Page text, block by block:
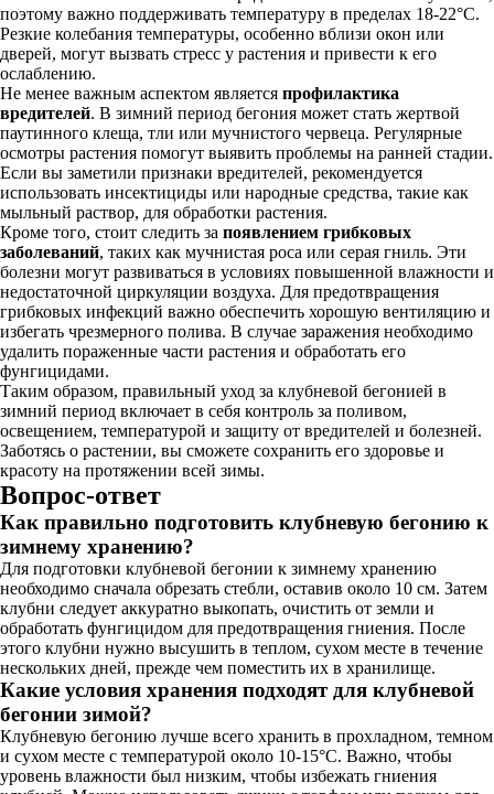
поэтому важно поддерживать температуру в пределах 18-22°C.
Резкие колебания температуры, особенно вблизи окон или
дверей, могут вызвать стресс у растения и привести к его
ослаблению.
Не менее важным аспектом является профилактика
вредителей. В зимний период бегония может стать жертвой
паутинного клеща, тли или мучнистого червеца. Регулярные
осмотры растения помогут выявить проблемы на ранней стадии.
Если вы заметили признаки вредителей, рекомендуется
использовать инсектициды или народные средства, такие как
мыльный раствор, для обработки растения.
Кроме того, стоит следить за появлением грибковых
заболеваний, таких как мучнистая роса или серая гниль. Эти
болезни могут развиваться в условиях повышенной влажности и
недостаточной циркуляции воздуха. Для предотвращения
грибковых инфекций важно обеспечить хорошую вентиляцию и
избегать чрезмерного полива. В случае заражения необходимо
удалить пораженные части растения и обработать его
фунгицидами.
Таким образом, правильный уход за клубневой бегонией в
зимний период включает в себя контроль за поливом,
освещением, температурой и защиту от вредителей и болезней.
Заботясь о растении, вы сможете сохранить его здоровье и
красоту на протяжении всей зимы.
Вопрос-ответ
Как правильно подготовить клубневую бегонию к
зимнему хранению?
Для подготовки клубневой бегонии к зимнему хранению
необходимо сначала обрезать стебли, оставив около 10 см. Затем
клубни следует аккуратно выкопать, очистить от земли и
обработать фунгицидом для предотвращения гниения. После
этого клубни нужно высушить в теплом, сухом месте в течение
нескольких дней, прежде чем поместить их в хранилище.
Какие условия хранения подходят для клубневой
бегонии зимой?
Клубневую бегонию лучше всего хранить в прохладном, темном
и сухом месте с температурой около 10-15°C. Важно, чтобы
уровень влажности был низким, чтобы избежать гниения